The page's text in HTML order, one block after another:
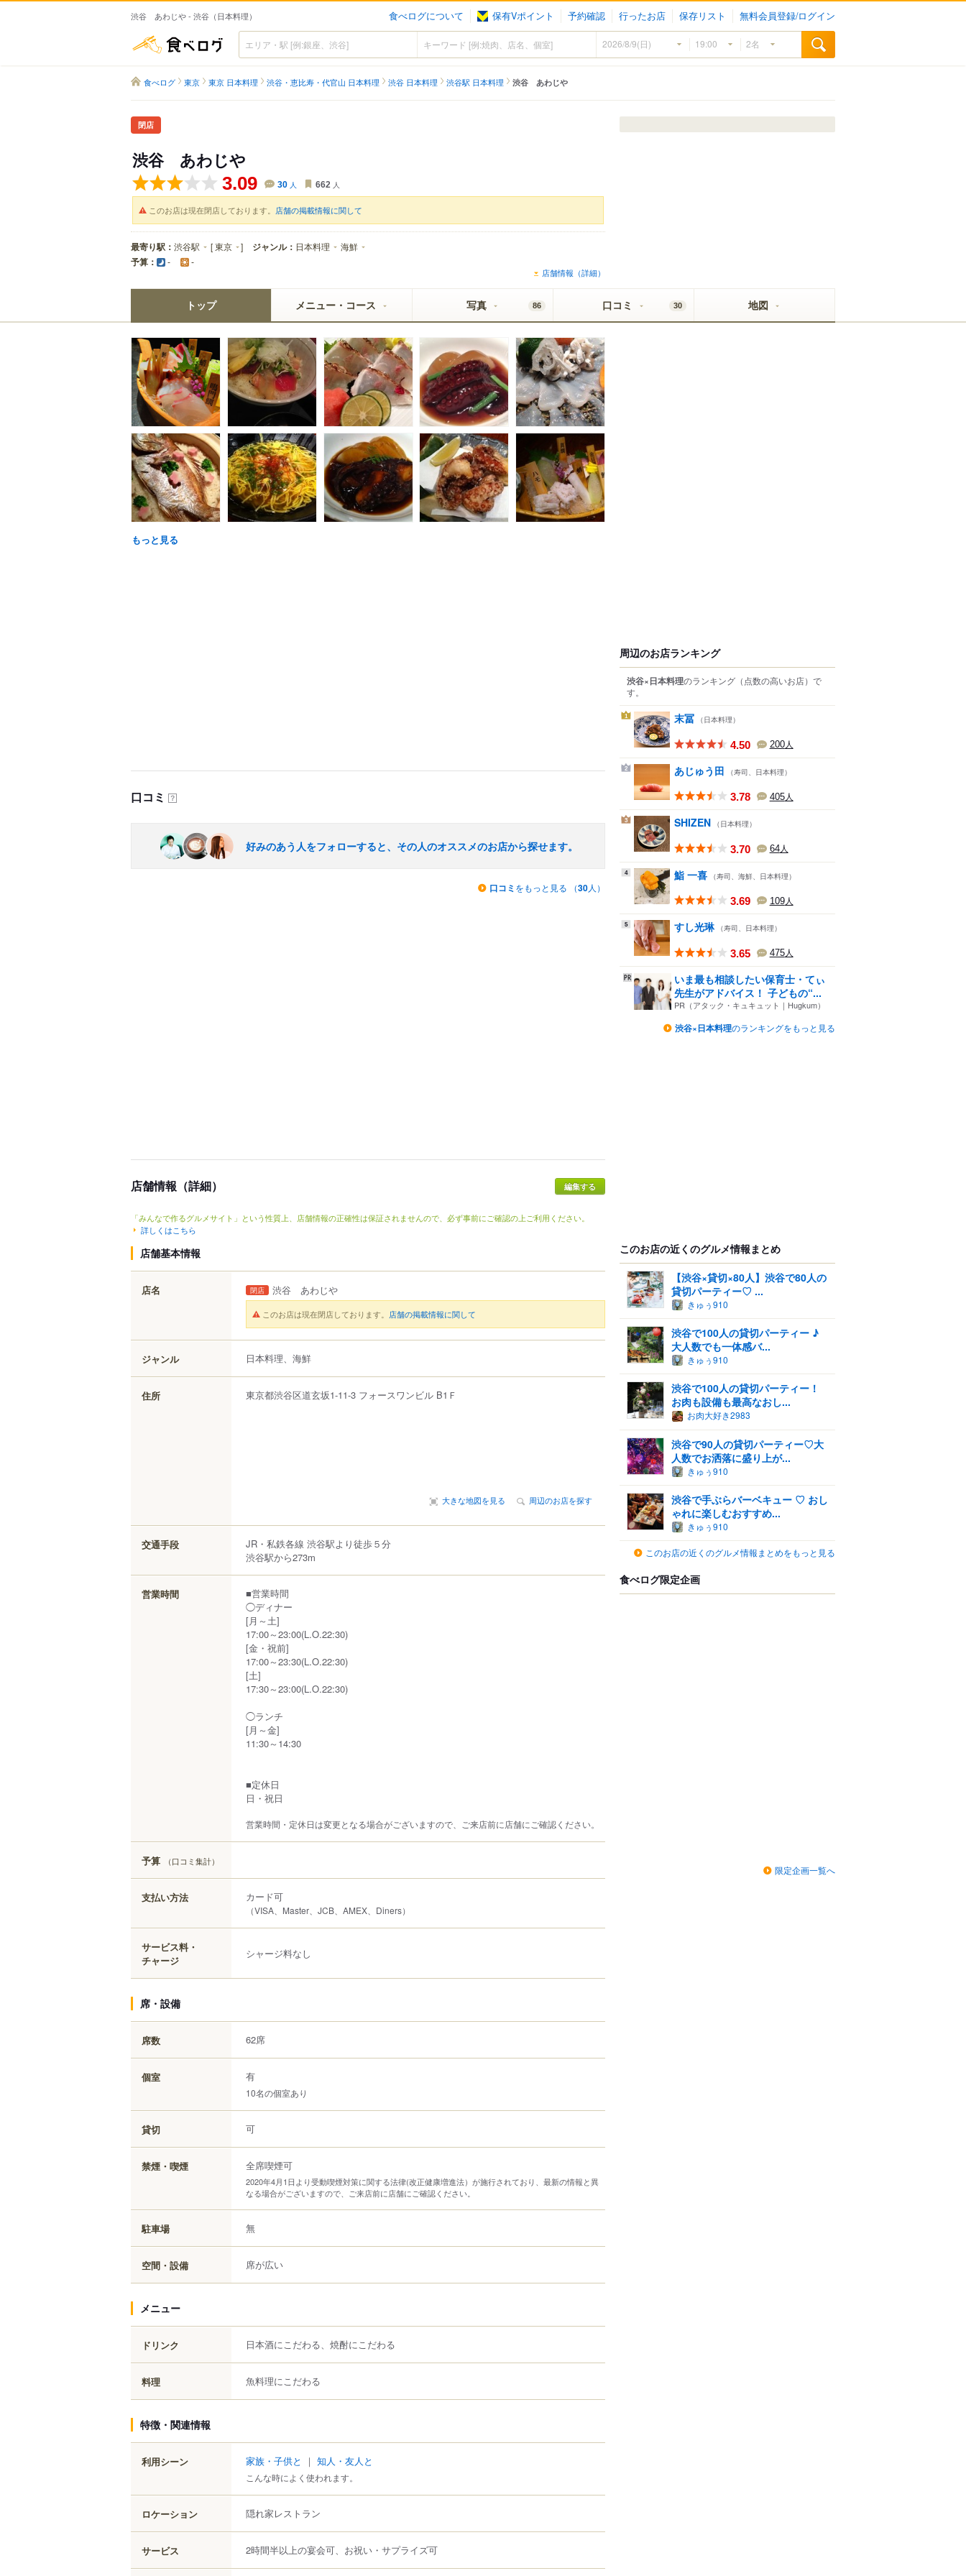
渋谷 あわじや - 渋谷（日本料理） 食べログについて 保有Vポイント 予約確認 行ったお店 保存リスト 無料会員登録/ログイン
食べログ
食べログ 東京 東京 日本料理 渋谷・恵比寿・代官山 日本料理 渋谷 日本料理 渋谷駅 日本料理 渋谷 あわじや
閉店
渋谷 あわじや
3.09 30 人 662 人
このお店は現在閉店しております。 店舗の掲載情報に関して
最寄り駅： 渋谷駅 [東京 ] ジャンル： 日本料理 海鮮
予算： - -
店舗情報（詳細）
トップ メニュー・コース 写真 86 口コミ 30 地図
もっと見る
口コミ ？
好みのあう人をフォローすると、その人のオススメのお店から探せます。
口コミ をもっと見る （30人）
店舗情報（詳細） 編集する
「みんなで作るグルメサイト」という性質上、店舗情報の正確性は保証されませんので、必ず事前にご確認の上ご利用ください。
詳しくはこちら
店舗基本情報
店名 閉店 渋谷 あわじや
このお店は現在閉店しております。 店舗の掲載情報に関して
ジャンル 日本料理、海鮮
住所 東京都渋谷区道玄坂1-11-3 フォースワンビル B1Ｆ
大きな地図を見る 周辺のお店を探す
交通手段
JR・私鉄各線 渋谷駅より徒歩５分
渋谷駅から273m
営業時間
■営業時間
◯ディナー
[月～土]
17:00～23:00(L.O.22:30)
[金・祝前]
17:00～23:30(L.O.22:30)
[土]
17:30～23:00(L.O.22:30)
◯ランチ
[月～金]
11:30～14:30
■定休日
日・祝日
営業時間・定休日は変更となる場合がございますので、ご来店前に店舗にご確認ください。
予算 （口コミ集計）
支払い方法 カード可
（VISA、Master、JCB、AMEX、Diners）
サービス料・
チャージ
シャージ料なし
席・設備
席数 62席
個室 有
10名の個室あり
貸切 可
禁煙・喫煙 全席喫煙可
2020年4月1日より受動喫煙対策に関する法律(改正健康増進法）が施行されており、最新の情報と異
なる場合がございますので、ご来店前に店舗にご確認ください。
駐車場 無
空間・設備 席が広い
メニュー
ドリンク 日本酒にこだわる、焼酎にこだわる
料理 魚料理にこだわる
特徴・関連情報
利用シーン 家族・子供と ｜ 知人・友人と
こんな時によく使われます。
ロケーション 隠れ家レストラン
サービス 2時間半以上の宴会可、お祝い・サプライズ可
周辺のお店ランキング
渋谷×日本料理のランキング （点数の高いお店） で
す。
1 末冨 （日本料理）
4.50 200人
2 あじゅう田 （寿司、日本料理）
3.78 405人
3 SHIZEN （日本料理）
3.70 64人
4 鮨 一喜 （寿司、海鮮、日本料理）
3.69 109人
5 すし光琳 （寿司、日本料理）
3.65 475人
いま最も相談したい保育士・てぃ
先生がアドバイス！ 子どもの“...
PR（アタック・キュキュット｜Hugkum）
渋谷×日本料理のランキングをもっと見る
このお店の近くのグルメ情報まとめ
【渋谷×貸切×80人】渋谷で80人の
貸切パーティー♡ ...
きゅぅ910
渋谷で100人の貸切パーティー ♪
大人数でも一体感バ...
きゅぅ910
渋谷で100人の貸切パーティー！
お肉も設備も最高なおし...
お肉大好き2983
渋谷で90人の貸切パーティー♡大
人数でお洒落に盛り上が...
きゅぅ910
渋谷で手ぶらバーベキュー ♡ おし
ゃれに楽しむおすすめ...
きゅぅ910
このお店の近くのグルメ情報まとめをもっと見る
食べログ限定企画
限定企画一覧へ